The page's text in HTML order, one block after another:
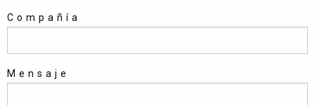
Compañía
Mensaje